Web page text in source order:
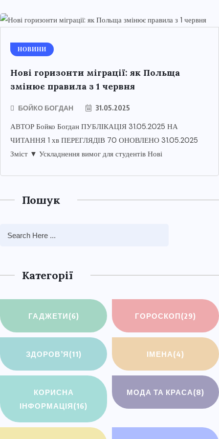
НОВИНИ
Нові горизонти міграції: як Польща
змінює правила з 1 червня
БОЙКО БОГДАН 31.05.2025
АВТОР Бойко Богдан ПУБЛІКАЦІЯ 31.05.2025 НА
ЧИТАННЯ 1 хв ПЕРЕГЛЯДІВ 70 ОНОВЛЕНО 31.05.2025
Зміст ▼ Ускладнення вимог для студентів Нові
Пошук
Категорії
ГАДЖЕТИ(6) ГОРОСКОП(29)
ЗДОРОВ’Я(11) ІМЕНА(4)
КОРИСНА
ІНФОРМАЦІЯ(16)
МОДА ТА КРАСА(8)